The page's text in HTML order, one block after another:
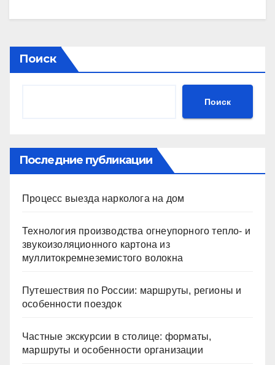
Поиск
Поиск
Последние публикации
Процесс выезда нарколога на дом
Технология производства огнеупорного тепло- и
звукоизоляционного картона из
муллитокремнеземистого волокна
Путешествия по России: маршруты, регионы и
особенности поездок
Частные экскурсии в столице: форматы,
маршруты и особенности организации